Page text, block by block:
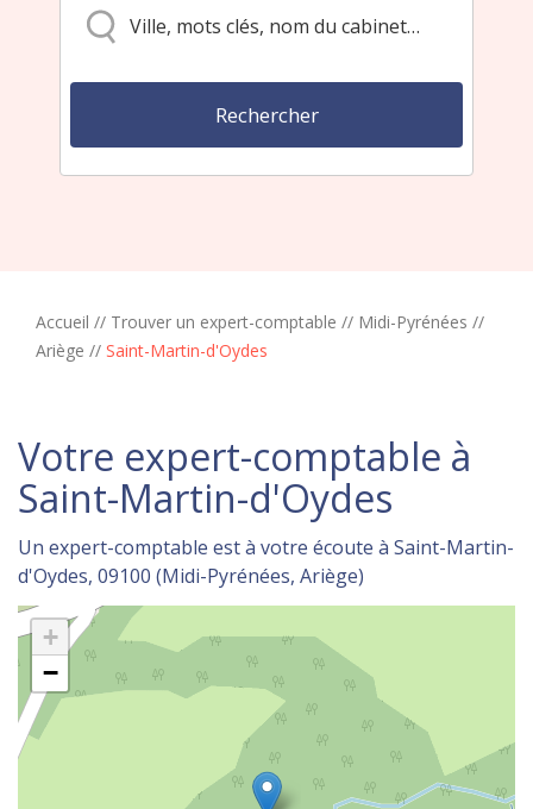
Accueil // Trouver un expert-comptable // Midi-Pyrénées //
Ariège // Saint-Martin-d'Oydes
Votre expert-comptable à
Saint-Martin-d'Oydes
Un expert-comptable est à votre écoute à Saint-Martin-
d'Oydes, 09100 (Midi-Pyrénées, Ariège)
+
−